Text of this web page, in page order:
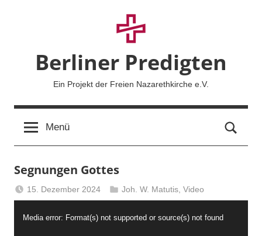
Berliner Predigten
Ein Projekt der Freien Nazarethkirche e.V.
Menü
Segnungen Gottes
15. Dezember 2024
Berliner
Predigten
Joh. W. Matutis ,Video
Media error: Format(s) not supported or source(s) not found